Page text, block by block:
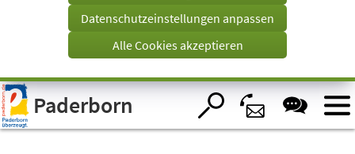
Visuelle
Assistenzsoftware
öffnen.
Tab)
Datenschutzeinstellungen anpassen
Alle Cookies akzeptieren
Paderborn